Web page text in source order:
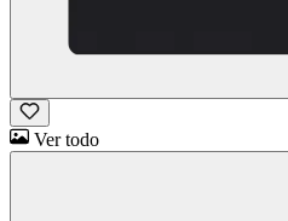
Ver todo